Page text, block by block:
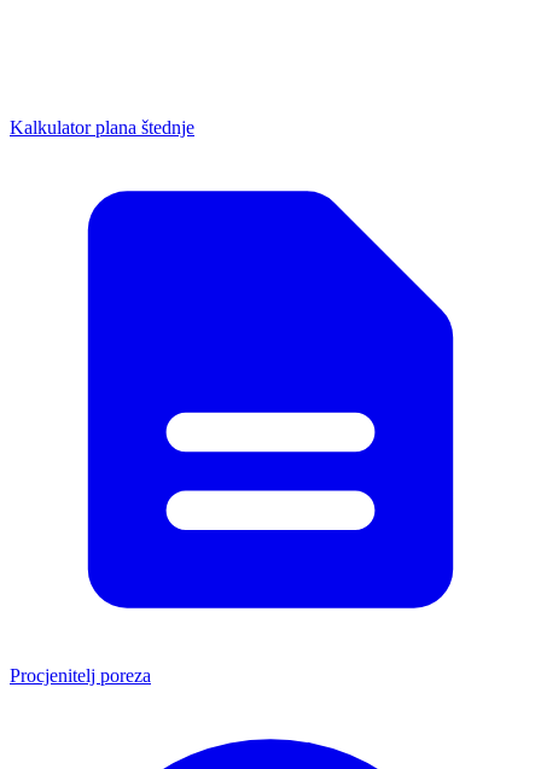
Kalkulator plana štednje
Procjenitelj poreza